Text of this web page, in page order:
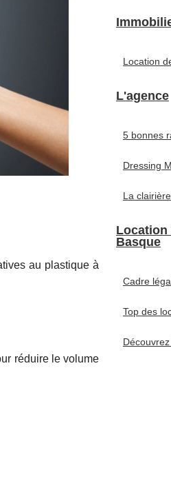
au plastique à
réduire le volume
Location
L'agence
5 bonnes
Dressing
La
Location
Basque
Cadre
Top des
Découvrez